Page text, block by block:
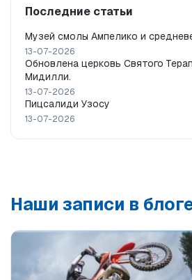
Последние статьи
Музей смолы Ампелико и
13-07-2026
Обновлена церковь Святого
Мидилли.
13-07-2026
Пицсалиди Узосу
13-07-2026
Наши записи в